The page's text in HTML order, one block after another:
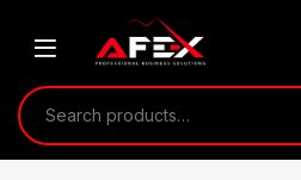
Search for: